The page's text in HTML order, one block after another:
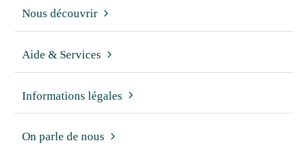
Nous découvrir
Aide & Services
Informations légales
On parle de nous